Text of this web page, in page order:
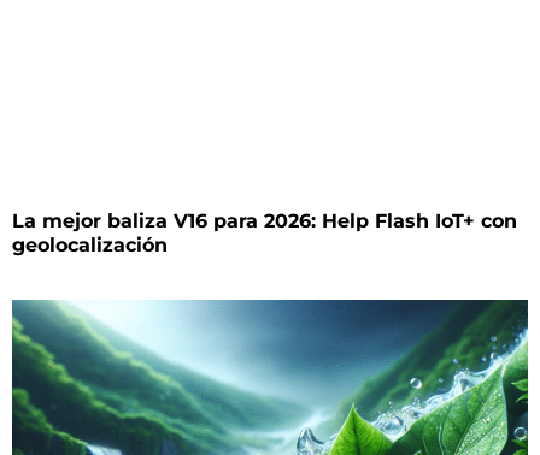
La mejor baliza V16 para 2026: Help Flash IoT+ con
geolocalización